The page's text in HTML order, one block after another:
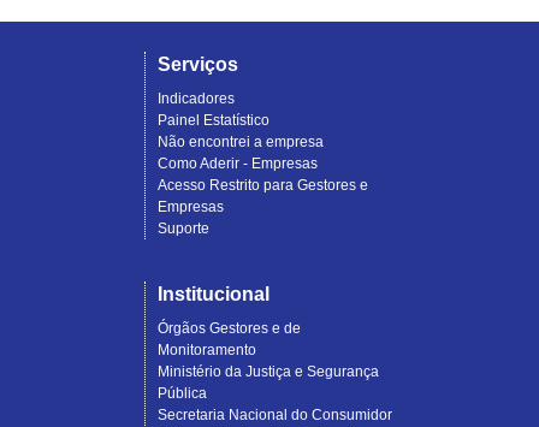
Serviços
Indicadores
Painel Estatístico
Não encontrei a empresa
Como Aderir - Empresas
Acesso Restrito para Gestores e
Empresas
Suporte
Institucional
Órgãos Gestores e de
Monitoramento
Ministério da Justiça e Segurança
Pública
Secretaria Nacional do Consumidor